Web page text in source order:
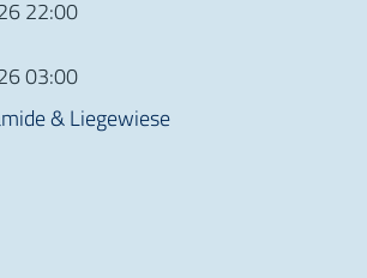
22:00
03:00
& Liegewiese